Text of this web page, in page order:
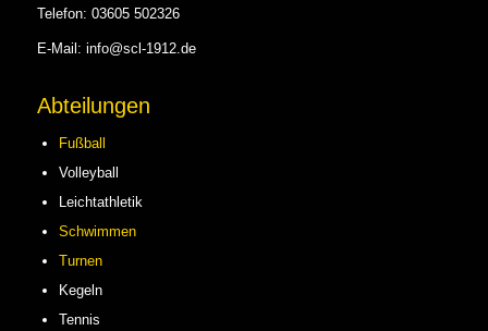
Telefon: 03605 502326
E-Mail: info@scl-1912.de
Abteilungen
Fußball
Volleyball
Leichtathletik
Schwimmen
Turnen
Kegeln
Tennis